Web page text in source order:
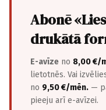
Abonē
drukātā
E-avīze no 8,00 €/
lietotnēs. Vai
no 9,50 €/mēn. —
pieeju arī e-avīzei.